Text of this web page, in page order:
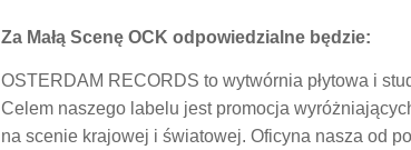
Za Małą Scenę OCK odpowiedzialne będzie:
OSTERDAM RECORDS to wytwórnia płytowa i
Celem naszego labelu jest promocja
na scenie krajowej i światowej. Oficyna nasza od